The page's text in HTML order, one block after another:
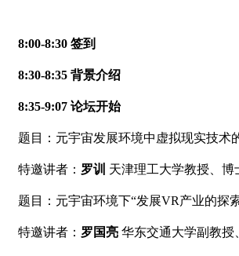
8:00-8:30 签到
8:30-8:35 背景介绍
8:35-9:07 论坛开始
题目：元宇宙发展环境中虚拟现实技术
特邀讲者： 罗训 天津理工大学教授、
题目：元宇宙环境下“发展VR产业的探
特邀讲者： 罗国亮 华东交通大学副教授